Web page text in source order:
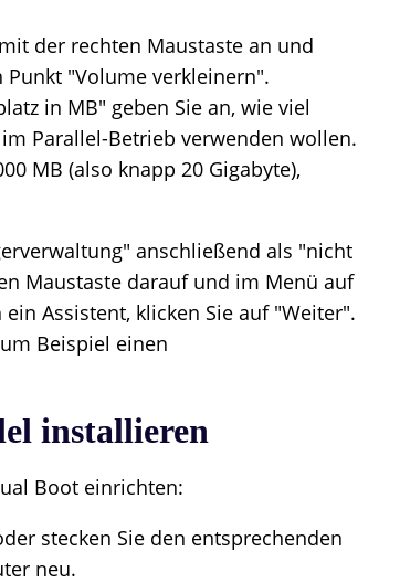
der rechten Maustaste an und
"Volume verkleinern".
in MB" geben Sie an, wie viel
Parallel-Betrieb verwenden wollen.
MB (also knapp 20 Gigabyte),
anschließend als "nicht
Maustaste darauf und im Menü auf
Assistent, klicken Sie auf "Weiter".
Beispiel einen
installieren
Boot einrichten:
stecken Sie den entsprechenden
neu.